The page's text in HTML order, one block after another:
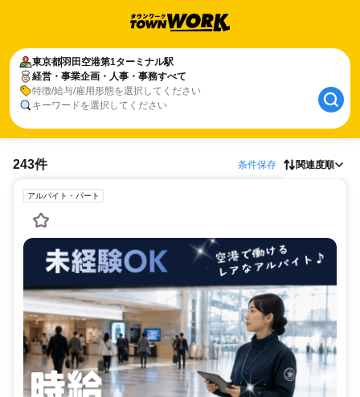
東京都羽田空港第1ターミナル駅
経営・事業企画・人事・事務すべて
特徴/給与/雇用形態を選択してください
キーワードを選択してください
243件 条件保存 関連度順
アルバイト・パート